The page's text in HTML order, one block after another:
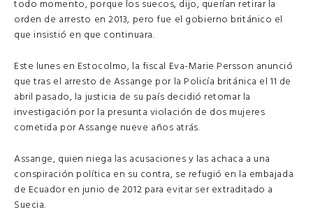
todo momento, porque los suecos, dijo, querían retirar la
orden de arresto en 2013, pero fue el gobierno británico el
que insistió en que continuara.
Este lunes en Estocolmo, la fiscal Eva-Marie Persson anunció
que tras el arresto de Assange por la Policía británica el 11 de
abril pasado, la justicia de su país decidió retomar la
investigación por la presunta violación de dos mujeres
cometida por Assange nueve años atrás.
Assange, quien niega las acusaciones y las achaca a una
conspiración política en su contra, se refugió en la embajada
de Ecuador en junio de 2012 para evitar ser extraditado a
Suecia.